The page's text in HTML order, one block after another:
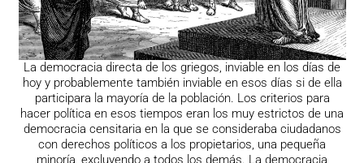
La democracia directa de los griegos, inviable en los días de
hoy y probablemente también inviable en esos días si de ella
participara la mayoría de la población. Los criterios para
hacer política en esos tiempos eran los muy estrictos de una
democracia censitaria en la que se consideraba ciudadanos
con derechos políticos a los propietarios, una pequeña